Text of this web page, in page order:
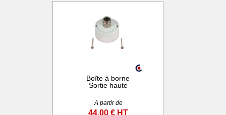
Boîte à borne
Sortie haute
A partir de
44.00 € HT